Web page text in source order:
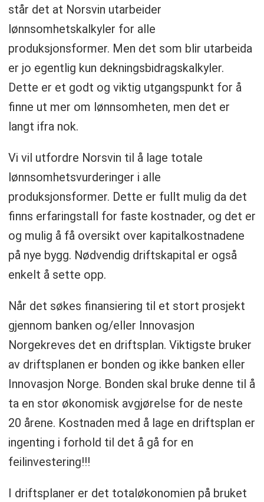
står det at Norsvin utarbeider
lønnsomhetskalkyler for alle
produksjonsformer. Men det som blir utarbeida
er jo egentlig kun dekningsbidragskalkyler.
Dette er et godt og viktig utgangspunkt for å
finne ut mer om lønnsomheten, men det er
langt ifra nok.
Vi vil utfordre Norsvin til å lage totale
lønnsomhetsvurderinger i alle
produksjonsformer. Dette er fullt mulig da det
finns erfaringstall for faste kostnader, og det er
og mulig å få oversikt over kapitalkostnadene
på nye bygg. Nødvendig driftskapital er også
enkelt å sette opp.
Når det søkes finansiering til et stort prosjekt
gjennom banken og/eller Innovasjon
Norgekreves det en driftsplan. Viktigste bruker
av driftsplanen er bonden og ikke banken eller
Innovasjon Norge. Bonden skal bruke denne til å
ta en stor økonomisk avgjørelse for de neste
20 årene. Kostnaden med å lage en driftsplan er
ingenting i forhold til det å gå for en
feilinvestering!!!
I driftsplaner er det totaløkonomien på bruket